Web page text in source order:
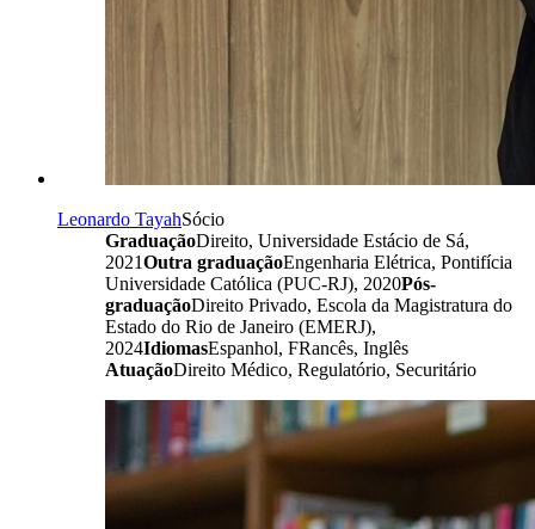
Leonardo TayahSócio
GraduaçãoDireito, Universidade Estácio de Sá,
2021Outra graduaçãoEngenharia Elétrica, Pontifícia
Universidade Católica (PUC-RJ), 2020Pós-
graduaçãoDireito Privado, Escola da Magistratura do
Estado do Rio de Janeiro (EMERJ),
2024IdiomasEspanhol, FRancês, Inglês
AtuaçãoDireito Médico, Regulatório, Securitário